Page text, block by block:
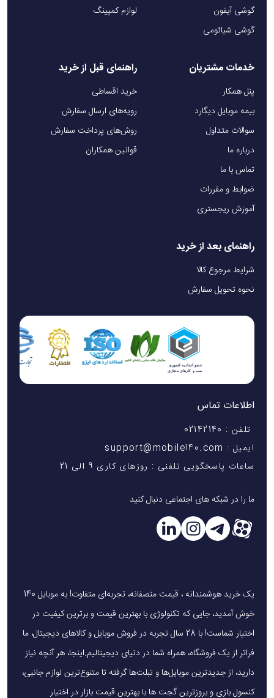
گوشی آیفون
گوشی شیائومی
لوازم کمپینگ
خدمات مشتریان
پنل همکار
بیمه موبایل دیگارد
سوالات متداول
درباره ما
تماس با ما
ضوابط و مقررات
آموزش ریجستری
راهنمای قبل از خرید
خرید اقساطی
رویه‌های ارسال سفارش
روش‌های پرداخت سفارش
قوانین همکاران
راهنمای بعد از خرید
شرایط مرجوع کالا
نحوه تحویل سفارش
اطلاعات تماس
تلفن : 02142140
ایمیل : support@mobile140.com
ساعات پاسخگویی تلفنی : روزهای کاری 9 الی 21
ما را در شبکه های اجتماعی دنبال کنید
یک خرید هوشمندانه ، قیمت منصفانه، تجربه‌ای متفاوت! به موبایل 140
خوش آمدید، جایی که تکنولوژی با بهترین قیمت و برترین کیفیت در
اختیار شماست! با 28 سال تجربه در فروش موبایل و کالاهای دیجیتال، ما
فراتر از یک فروشگاه، همراه شما در دنیای دیجیتالیم.اینجا، هر آنچه نیاز
دارید، از جدیدترین موبایل‌ها و تبلت‌ها گرفته تا متنوع‌ترین لوازم جانبی،
کنسول بازی و بروزترین گجت ها با بهترین قیمت بازار در اختیار